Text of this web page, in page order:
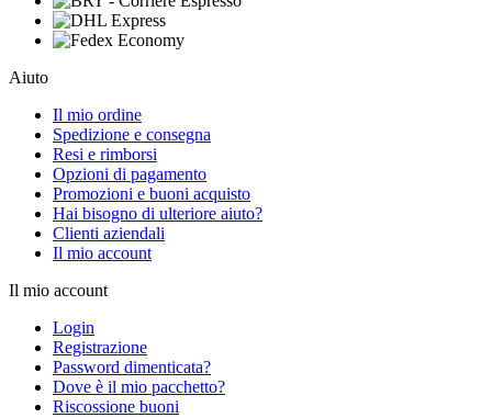
Aiuto
Il mio ordine
Spedizione e consegna
Resi e rimborsi
Opzioni di pagamento
Promozioni e buoni acquisto
Hai bisogno di ulteriore aiuto?
Clienti aziendali
Il mio account
Il mio account
Login
Registrazione
Password dimenticata?
Dove è il mio pacchetto?
Riscossione buoni